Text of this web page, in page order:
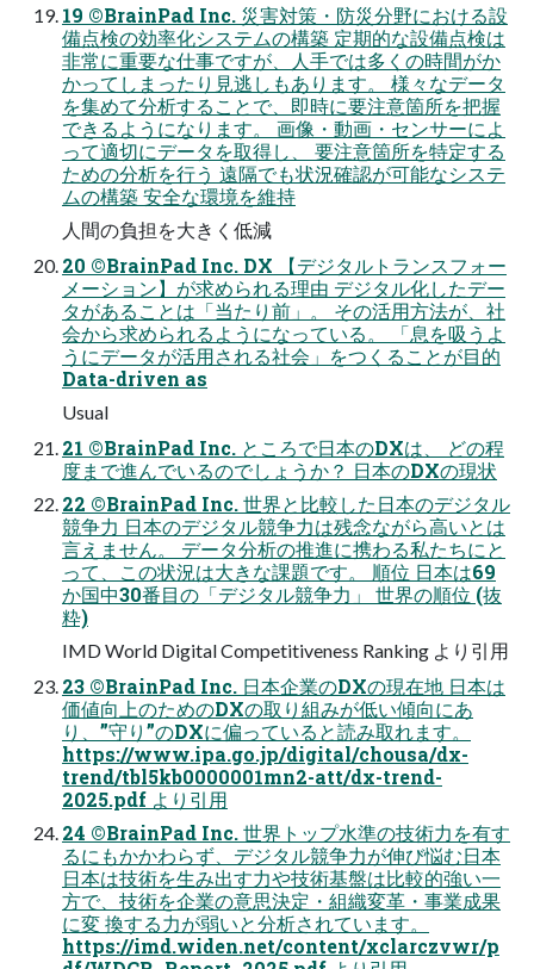
19 ©BrainPad Inc. 災害対策・防災分野における設
備点検の効率化システムの構築 定期的な設備点検は
非常に重要な仕事ですが、人手では多くの時間がか
かってしまったり見逃しもあります。 様々なデータ
を集めて分析することで、即時に要注意箇所を把握
できるようになります。 画像・動画・センサーによ
って適切にデータを取得し、 要注意箇所を特定する
ための分析を行う 遠隔でも状況確認が可能なシステ
ムの構築 安全な環境を維持
人間の負担を大きく低減
20 ©BrainPad Inc. DX 【デジタルトランスフォー
メーション】が求められる理由 デジタル化したデー
タがあることは「当たり前」。 その活用方法が、社
会から求められるようになっている。 「息を吸うよ
うにデータが活用される社会」をつくることが目的
Data-driven as
Usual
21 ©BrainPad Inc. ところで日本のDXは、 どの程
度まで進んでいるのでしょうか？ 日本のDXの現状
22 ©BrainPad Inc. 世界と比較した日本のデジタル
競争力 日本のデジタル競争力は残念ながら高いとは
言えません。 データ分析の推進に携わる私たちにと
って、この状況は大きな課題です。 順位 日本は69
か国中30番目の「デジタル競争力」 世界の順位 (抜
粋)
IMD World Digital Competitiveness Ranking より引用
23 ©BrainPad Inc. 日本企業のDXの現在地 日本は
価値向上のためのDXの取り組みが低い傾向にあ
り、”守り”のDXに偏っていると読み取れます。
https://www.ipa.go.jp/digital/chousa/dx-
trend/tbl5kb0000001mn2-att/dx-trend-
2025.pdf より引用
24 ©BrainPad Inc. 世界トップ水準の技術力を有す
るにもかかわらず、デジタル競争力が伸び悩む日本
日本は技術を生み出す力や技術基盤は比較的強い一
方で、技術を企業の意思決定・組織変革・事業成果
に変 換する力が弱いと分析されています。
https://imd.widen.net/content/xclarczvwr/p